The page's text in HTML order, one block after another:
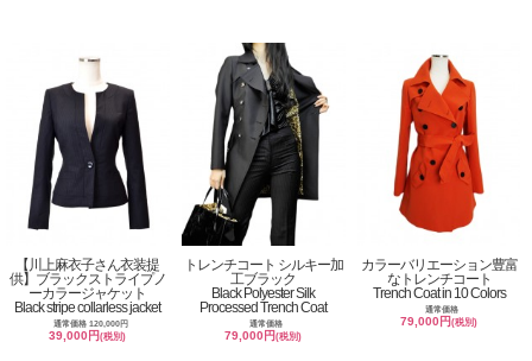
【川上麻衣子さん衣装提
供】ブラックストライプノ
ーカラージャケット
Black stripe collarless jacket
通常価格 120,000円
39,000円(税別)
トレンチコート シルキー加
工ブラック
Black Polyester Silk
Processed Trench Coat
通常価格
79,000円(税別)
カラーバリエーション豊富
なトレンチコート
Trench Coat in 10 Colors
通常価格
79,000円(税別)